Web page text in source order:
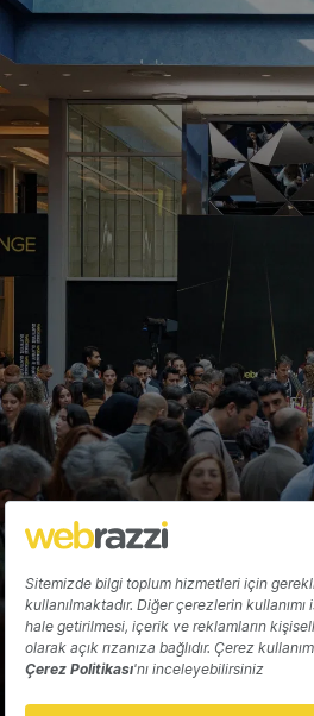
Webrazzi'nin hizmet ve
Webrazzi haberlerine
göndermesini onaylıyorum.
Hakkında
Katkıda Bulun